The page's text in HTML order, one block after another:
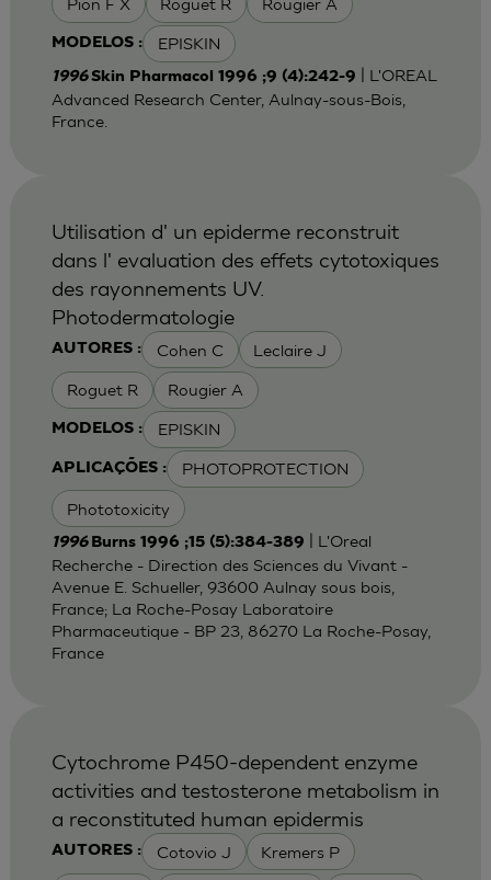
Pion F X Roguet R Rougier A
MODELOS : EPISKIN
1996Skin Pharmacol 1996 ;9 (4):242-9
| L'OREAL
Advanced Research Center, Aulnay-sous-Bois,
France.
AUTORES : Cohen C Leclaire J
Roguet R Rougier A
MODELOS : EPISKIN
APLICAÇÕES : PHOTOPROTECTION
Phototoxicity
Utilisation d' un epiderme reconstruit
dans l' evaluation des effets cytotoxiques
des rayonnements UV.
Photodermatologie
1996 Burns 1996 ;15 (5):384-389
| L'Oreal
Recherche - Direction des Sciences du Vivant -
Avenue E. Schueller, 93600 Aulnay sous bois,
France; La Roche-Posay Laboratoire
Pharmaceutique - BP 23, 86270 La Roche-Posay,
France
AUTORES : Cotovio J Kremers P
Cytochrome P450-dependent enzyme
activities and testosterone metabolism in
a reconstituted human epidermis